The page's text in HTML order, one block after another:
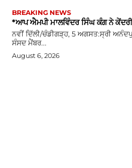
BREAKING NEWS
*ਆਪ ਐਮਪੀ ਮਾਲਵਿੰਦਰ ਸਿੰਘ ਕੰਗ ਨੇ ਕੇਂਦਰੀ
ਨਵੀਂ ਦਿੱਲੀ/ਚੰਡੀਗੜ੍ਹ, 5 ਅਗਸਤ:ਸ੍ਰੀ
ਸੰਸਦ ਮੈਂਬਰ...
August 6, 2026